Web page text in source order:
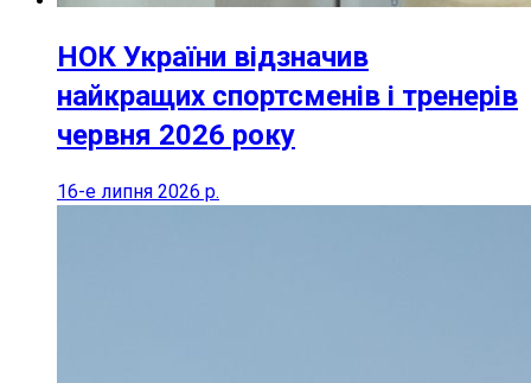
НОК України відзначив
найкращих спортсменів і тренерів
червня 2026 року
16-е липня 2026 р.